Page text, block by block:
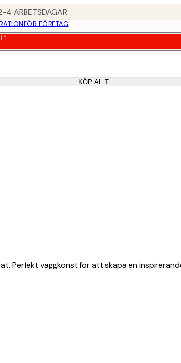
4 ARBETSDAGAR
FÖR FÖRETAG
KÖP ALLT
Perfekt väggkonst för att skapa en